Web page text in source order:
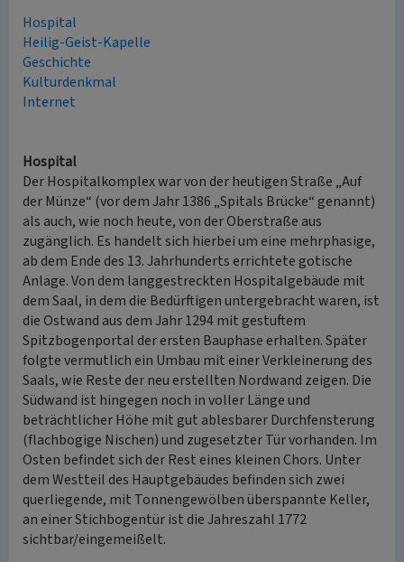
Hospital
Heilig-Geist-Kapelle
Geschichte
Kulturdenkmal
Internet
Hospital
Der Hospitalkomplex war von der heutigen Straße „Auf
der Münze“ (vor dem Jahr 1386 „Spitals Brücke“ genannt)
als auch, wie noch heute, von der Oberstraße aus
zugänglich. Es handelt sich hierbei um eine mehrphasige,
ab dem Ende des 13. Jahrhunderts errichtete gotische
Anlage. Von dem langgestreckten Hospitalgebäude mit
dem Saal, in dem die Bedürftigen untergebracht waren, ist
die Ostwand aus dem Jahr 1294 mit gestuftem
Spitzbogenportal der ersten Bauphase erhalten. Später
folgte vermutlich ein Umbau mit einer Verkleinerung des
Saals, wie Reste der neu erstellten Nordwand zeigen. Die
Südwand ist hingegen noch in voller Länge und
beträchtlicher Höhe mit gut ablesbarer Durchfensterung
(flachbogige Nischen) und zugesetzter Tür vorhanden. Im
Osten befindet sich der Rest eines kleinen Chors. Unter
dem Westteil des Hauptgebäudes befinden sich zwei
querliegende, mit Tonnengewölben überspannte Keller,
an einer Stichbogentür ist die Jahreszahl 1772
sichtbar/eingemeißelt.